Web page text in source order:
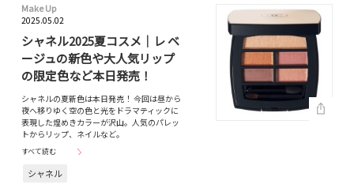
Make Up
2025.05.02
シャネル2025夏コスメ｜レ ベ
ージュの新色や大人気リップ
の限定色など本日発売！
シャネルの夏新色は本日発売！ 今回は昼から
夜へ移りゆく空の色と光をドラマティックに
表現した煌めきカラーが沢山。人気のパレッ
トからリップ、ネイルなど。
すべて読む
シャネル